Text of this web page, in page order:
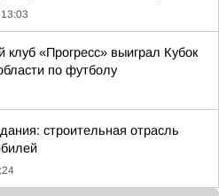
клуб «Прогресс» выиграл Кубок
по футболу
строительная отрасль